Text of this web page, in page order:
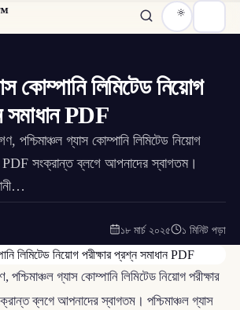
কোম্পানি লিমিটেড নিয়োগ
সমাধান PDF
পশ্চিমাঞ্চল গ্যাস কোম্পানি লিমিটেড নিয়োগ
PDF সংক্রান্ত ব্লগে আপনাদের স্বাগতম।
১৮ মার্চ ২০২৫ ১ মিনিট পড়া
পশ্চিমাঞ্চল গ্যাস কোম্পানি লিমিটেড নিয়োগ পরীক্ষার
ব্লগে আপনাদের স্বাগতম। পশ্চিমাঞ্চল গ্যাস